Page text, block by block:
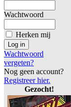
Wachtwoord
Herken mij
Wachtwoord
vergeten?
Nog geen account?
Registreer hier.
Gezocht!